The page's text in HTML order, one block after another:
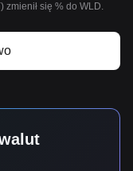
zmienił się % do WLD.